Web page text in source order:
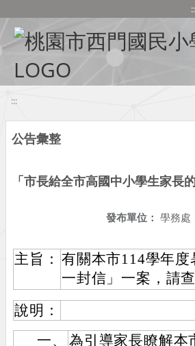
:::
公告彙整
「市長給全市高國中小學生家長
發布單位： 學務處
主旨： 有關本市114學年
一封信」一案，請查
說明：
一、
為引導家長瞭解本